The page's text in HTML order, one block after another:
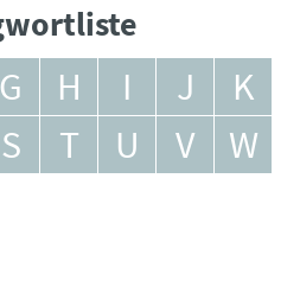
G H I J
K
S T U V
W